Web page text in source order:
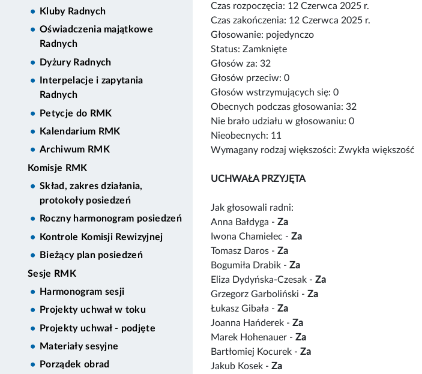
Kluby Radnych
Oświadczenia majątkowe
Radnych
Dyżury Radnych
Interpelacje i zapytania
Radnych
Petycje do RMK
Kalendarium RMK
Archiwum RMK
Komisje RMK
Skład, zakres działania,
protokoły posiedzeń
Roczny harmonogram posiedzeń
Kontrole Komisji Rewizyjnej
Bieżący plan posiedzeń
Sesje RMK
Harmonogram sesji
Projekty uchwał w toku
Projekty uchwał - podjęte
Materiały sesyjne
Porządek obrad
Czas rozpoczęcia: 12 Czerwca 2025 r.
Czas zakończenia: 12 Czerwca 2025 r.
Głosowanie: pojedynczo
Status: Zamknięte
Głosów za: 32
Głosów przeciw: 0
Głosów wstrzymujących się: 0
Obecnych podczas głosowania: 32
Nie brało udziału w głosowaniu: 0
Nieobecnych: 11
Wymagany rodzaj większości: Zwykła większość
UCHWAŁA PRZYJĘTA
Jak głosowali radni:
Anna Bałdyga - Za
Iwona Chamielec - Za
Tomasz Daros - Za
Bogumiła Drabik - Za
Eliza Dydyńska-Czesak - Za
Grzegorz Garboliński - Za
Łukasz Gibała - Za
Joanna Hańderek - Za
Marek Hohenauer - Za
Bartłomiej Kocurek - Za
Jakub Kosek - Za